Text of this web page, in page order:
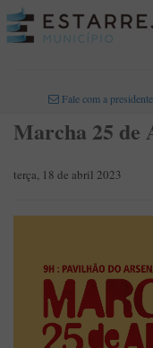
Fale com a presidente
Marcha 25 de
terça, 18 de abril 2023